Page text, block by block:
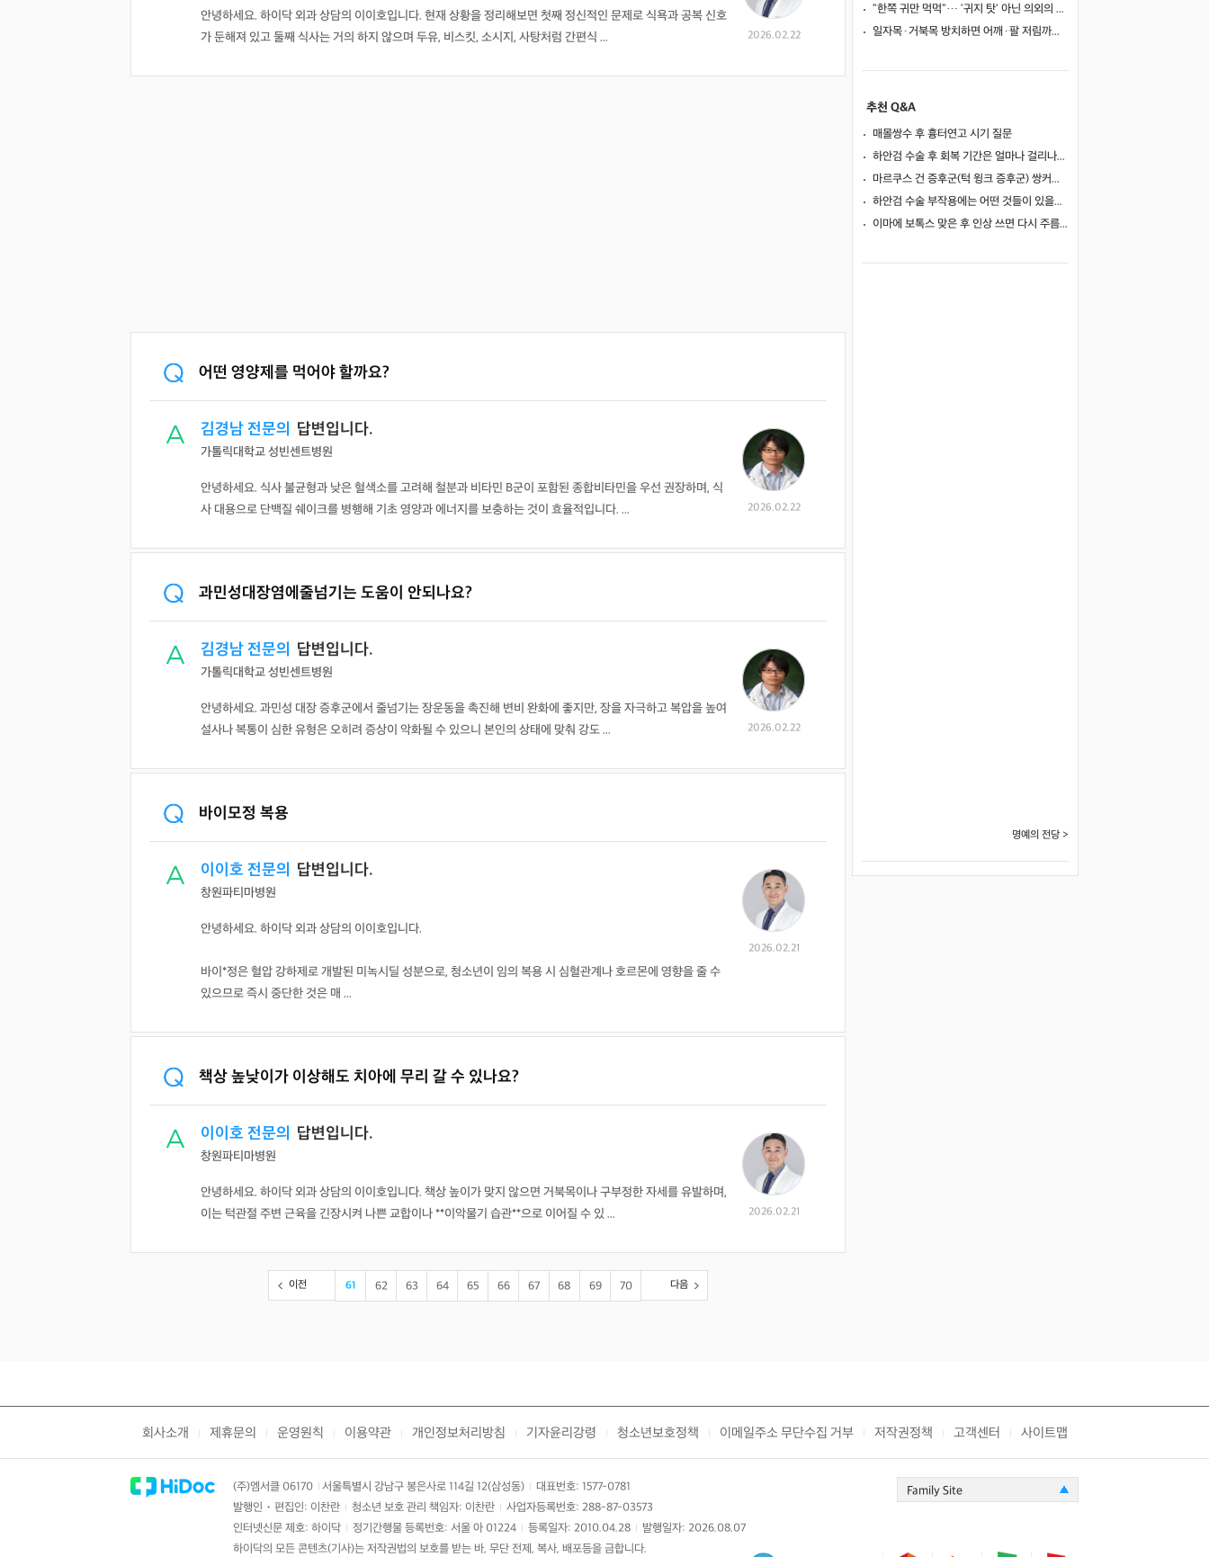
2026.02.22
안녕하세요. 하이닥 외과 상담의 이이호입니다. 현재 상황을 정리해보면 첫째 정신적인 문제로 식욕과 공복 신호
가 둔해져 있고 둘째 식사는 거의 하지 않으며 두유, 비스킷, 소시지, 사탕처럼 간편식 ...
어떤 영양제를 먹어야 할까요?
김경남 전문의 답변입니다.
가톨릭대학교 성빈센트병원
2026.02.22
안녕하세요. 식사 불균형과 낮은 혈색소를 고려해 철분과 비타민 B군이 포함된 종합비타민을 우선 권장하며, 식
사 대용으로 단백질 쉐이크를 병행해 기초 영양과 에너지를 보충하는 것이 효율적입니다. ...
과민성대장염에줄넘기는 도움이 안되나요?
김경남 전문의 답변입니다.
가톨릭대학교 성빈센트병원
2026.02.22
안녕하세요. 과민성 대장 증후군에서 줄넘기는 장운동을 촉진해 변비 완화에 좋지만, 장을 자극하고 복압을 높여
설사나 복통이 심한 유형은 오히려 증상이 악화될 수 있으니 본인의 상태에 맞춰 강도 ...
바이모정 복용
이이호 전문의 답변입니다.
창원파티마병원
2026.02.21
안녕하세요. 하이닥 외과 상담의 이이호입니다.
바이*정은 혈압 강하제로 개발된 미녹시딜 성분으로, 청소년이 임의 복용 시 심혈관계나 호르몬에 영향을 줄 수
있으므로 즉시 중단한 것은 매 ...
책상 높낮이가 이상해도 치아에 무리 갈 수 있나요?
이이호 전문의 답변입니다.
창원파티마병원
2026.02.21
안녕하세요. 하이닥 외과 상담의 이이호입니다. 책상 높이가 맞지 않으면 거북목이나 구부정한 자세를 유발하며,
이는 턱관절 주변 근육을 긴장시켜 나쁜 교합이나 **이악물기 습관**으로 이어질 수 있 ...
이전 61 62 63 64 65 66 67 68 69 70 다음
"한쪽 귀만 먹먹"… '귀지 탓' 아닌 의외의 원인 4가지
일자목·거북목 방치하면 어깨·팔 저림까지…초기 관리가 중요한 이유
추천 Q&A
매몰쌍수 후 흉터연고 시기 질문
하안검 수술 후 회복 기간은 얼마나 걸리나요?
마르쿠스 건 증후군(턱 윙크 증후군) 쌍커풀 수술 가능 여부
하안검 수술 부작용에는 어떤 것들이 있을까요?
이마에 보톡스 맞은 후 인상 쓰면 다시 주름이 생길까요?
명예의 전당 >
회사소개 제휴문의 운영원칙 이용약관 개인정보처리방침 기자윤리강령 청소년보호정책 이메일주소 무단수집 거부 저작권정책 고객센터 사이트맵
(주)엠서클 06170 서울특별시 강남구 봉은사로 114길 12(삼성동)
대표번호: 1577-0781
발행인・편집인: 이찬란
청소년 보호 관리 책임자: 이찬란
사업자등록번호: 288-87-03573
인터넷신문 제호: 하이닥
정기간행물 등록번호: 서울 아 01224 등록일자: 2010.04.28
발행일자: 2026.08.07
하이닥의 모든 콘텐츠(기사)는 저작권법의 보호를 받는 바, 무단 전제, 복사, 배포등을 금합니다.
Family Site